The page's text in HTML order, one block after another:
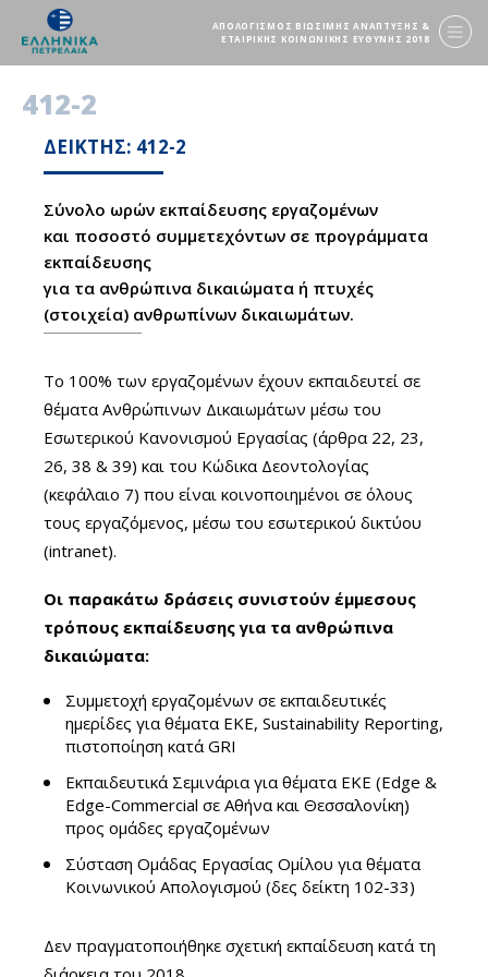
ΑΠΟΛΟΓΙΣΜΟΣ ΒΙΩΣΙΜΗΣ ΑΝΑΠΤΥΞΗΣ &
ΕΤΑΙΡΙΚΗΣ ΚΟΙΝΩΝΙΚΗΣ ΕΥΘΥΝΗΣ 2018
412-2
ΔΕΙΚΤΗΣ: 412-2
Σύνολο ωρών εκπαίδευσης εργαζομένων
και ποσοστό συμμετεχόντων σε προγράμματα
εκπαίδευσης
για τα ανθρώπινα δικαιώματα ή πτυχές
(στοιχεία) ανθρωπίνων δικαιωμάτων.
Το 100% των εργαζομένων έχουν εκπαιδευτεί σε
θέματα Ανθρώπινων Δικαιωμάτων μέσω του
Εσωτερικού Κανονισμού Εργασίας (άρθρα 22, 23,
26, 38 & 39) και του Κώδικα Δεοντολογίας
(κεφάλαιο 7) που είναι κοινοποιημένοι σε όλους
τους εργαζόμενος, μέσω του εσωτερικού δικτύου
(intranet).
Οι παρακάτω δράσεις συνιστούν έμμεσους
τρόπους εκπαίδευσης για τα ανθρώπινα
δικαιώματα:
Συμμετοχή εργαζομένων σε εκπαιδευτικές
ημερίδες για θέματα ΕΚΕ, Sustainability Reporting,
πιστοποίηση κατά GRI
Εκπαιδευτικά Σεμινάρια για θέματα ΕΚΕ (Edge &
Edge-Commercial σε Αθήνα και Θεσσαλονίκη)
προς ομάδες εργαζομένων
Σύσταση Ομάδας Εργασίας Ομίλου για θέματα
Κοινωνικού Απολογισμού (δες δείκτη 102-33)
Δεν πραγματοποιήθηκε σχετική εκπαίδευση κατά τη